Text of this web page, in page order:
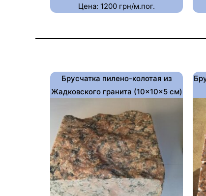
Цена: 1200 грн/м.пог.
Брусчатка пилено-колотая из
Жадковского гранита (10×10×5 см)